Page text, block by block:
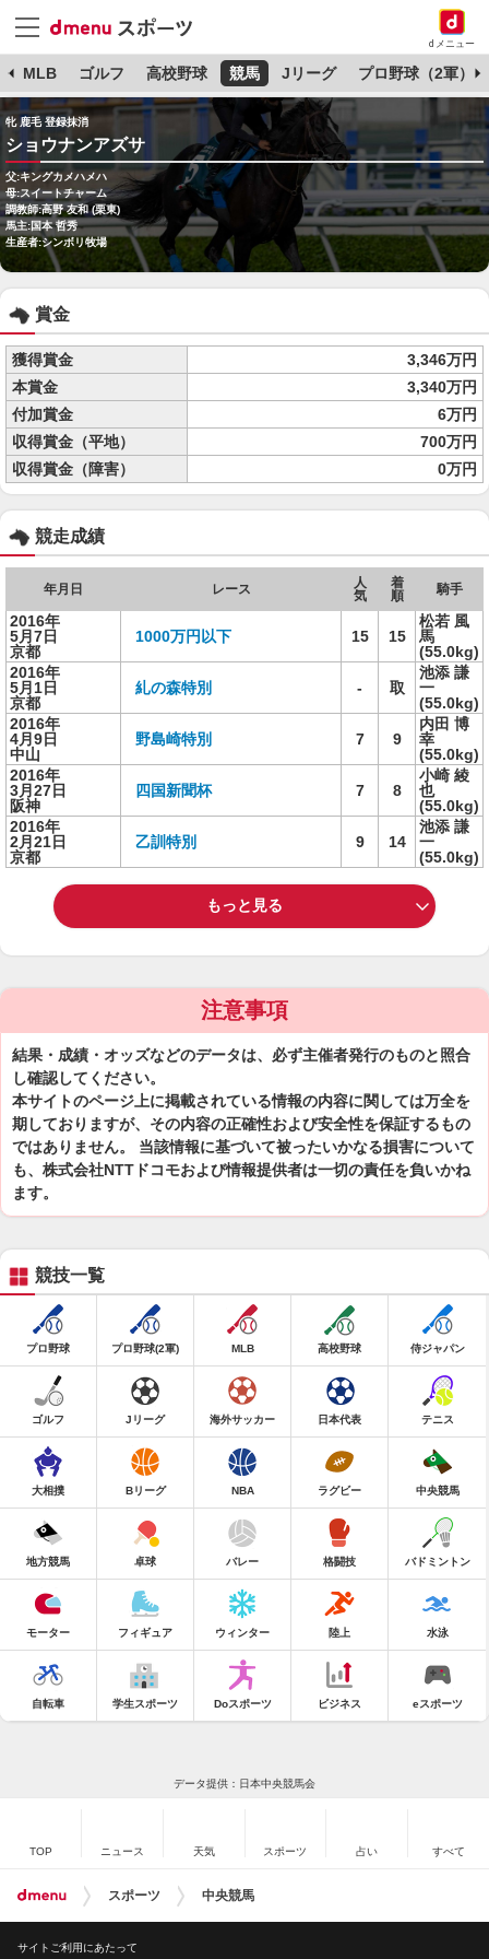
dメニュー
MLB ゴルフ 高校野球 競馬 Jリーグ プロ野球（2軍）
牝 鹿毛 登録抹消
ショウナンアズサ
父:キングカメハメハ
母:スイートチャーム
調教師:高野 友和 (栗東)
馬主:国本 哲秀
生産者:シンボリ牧場
賞金
獲得賞金
3,346万円
本賞金
3,340万円
付加賞金
6万円
収得賞金（平地）
700万円
収得賞金（障害）
0万円
競走成績
年月日 レース
人
気
着
順
騎手
2016年
5月7日
京都
1000万円以下 15 15
松若 風
馬
(55.0kg)
2016年
5月1日
京都
糺の森特別 - 取
池添 謙
一
(55.0kg)
2016年
4月9日
中山
野島崎特別 7 9
内田 博
幸
(55.0kg)
2016年
3月27日
阪神
四国新聞杯 7 8
小崎 綾
也
(55.0kg)
2016年
2月21日
京都
乙訓特別 9 14
池添 謙
一
(55.0kg)
もっと見る
注意事項
結果・成績・オッズなどのデータは、必ず主催者発行のものと照合
し確認してください。
本サイトのページ上に掲載されている情報の内容に関しては万全を
期しておりますが、その内容の正確性および安全性を保証するもの
ではありません。 当該情報に基づいて被ったいかなる損害について
も、株式会社NTTドコモおよび情報提供者は一切の責任を負いかね
ます。
競技一覧
プロ野球 プロ野球(2軍) MLB 高校野球 侍ジャパン
ゴルフ Jリーグ 海外サッカー 日本代表 テニス
大相撲 Bリーグ NBA ラグビー 中央競馬
地方競馬 卓球 バレー 格闘技 バドミントン
モーター フィギュア ウィンター 陸上 水泳
自転車 学生スポーツ Doスポーツ ビジネス eスポーツ
データ提供：日本中央競馬会
TOP ニュース 天気 スポーツ 占い すべて
スポーツ 中央競馬
サイトご利用にあたって